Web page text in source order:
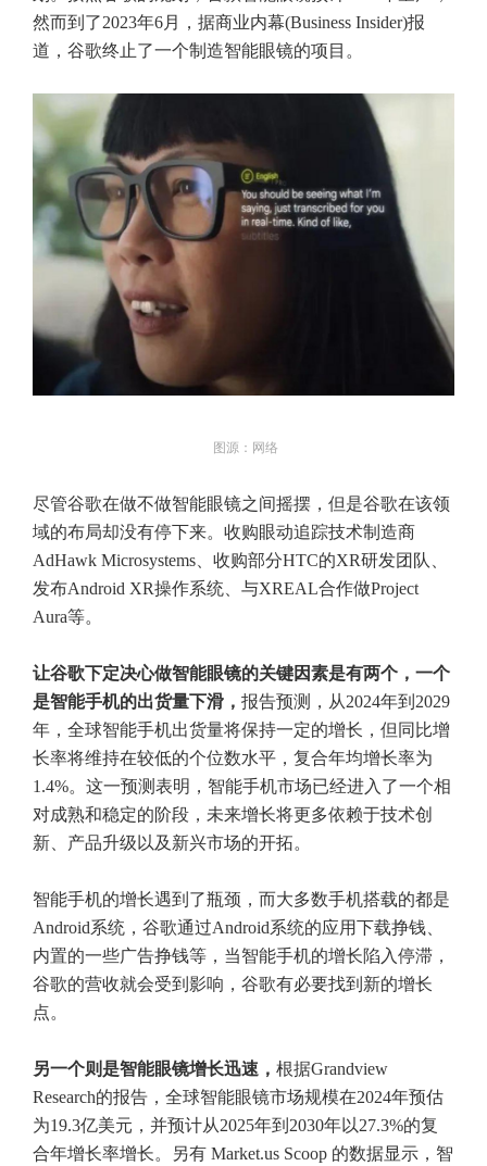
然而到了2023年6月，据商业内幕(Business Insider)报
道，谷歌终止了一个制造智能眼镜的项目。
图源：网络
尽管谷歌在做不做智能眼镜之间摇摆，但是谷歌在该领
域的布局却没有停下来。收购眼动追踪技术制造商
AdHawk Microsystems、收购部分HTC的XR研发团队、
发布Android XR操作系统、与XREAL合作做Project
Aura等。
让谷歌下定决心做智能眼镜的关键因素是有两个，一个
是智能手机的出货量下滑， 报告预测，从2024年到2029
年，全球智能手机出货量将保持一定的增长，但同比增
长率将维持在较低的个位数水平，复合年均增长率为
1.4%。这一预测表明，智能手机市场已经进入了一个相
对成熟和稳定的阶段，未来增长将更多依赖于技术创
新、产品升级以及新兴市场的开拓。
智能手机的增长遇到了瓶颈，而大多数手机搭载的都是
Android系统，谷歌通过Android系统的应用下载挣钱、
内置的一些广告挣钱等，当智能手机的增长陷入停滞，
谷歌的营收就会受到影响，谷歌有必要找到新的增长
点。
另一个则是智能眼镜增长迅速， 根据Grandview
Research的报告，全球智能眼镜市场规模在2024年预估
为19.3亿美元，并预计从2025年到2030年以27.3%的复
合年增长率增长。另有 Market.us Scoop 的数据显示，智